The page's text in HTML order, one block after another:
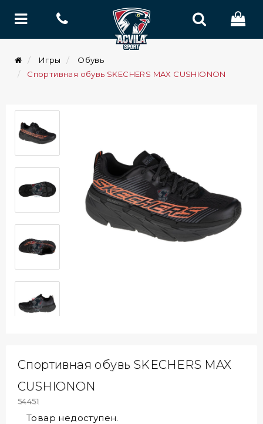
Игры
Обувь
Спортивная обувь SKECHERS MAX CUSHIONON
Спортивная обувь SKECHERS MAX
CUSHIONON
54451
Товар недоступен.